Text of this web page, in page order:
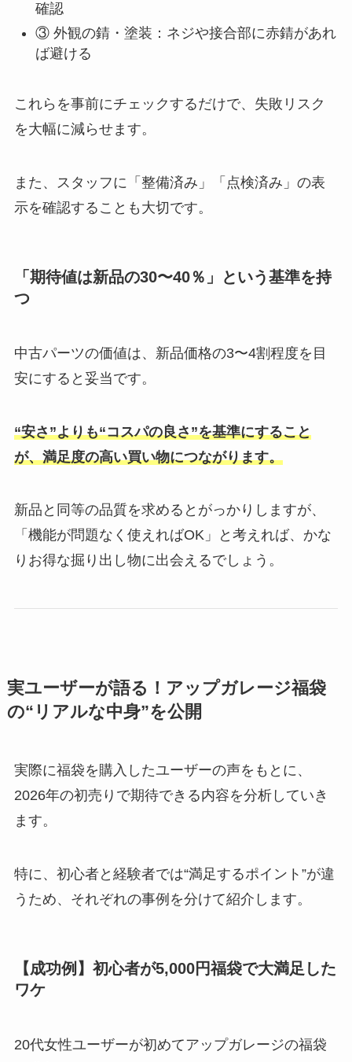
確認
③ 外観の錆・塗装：ネジや接合部に赤錆があれ
ば避ける
これらを事前にチェックするだけで、失敗リスク
を大幅に減らせます。
また、スタッフに「整備済み」「点検済み」の表
示を確認することも大切です。
「期待値は新品の30〜40％」という基準を持
つ
中古パーツの価値は、新品価格の3〜4割程度を目
安にすると妥当です。
“安さ”よりも“コスパの良さ”を基準にすること
が、満足度の高い買い物につながります。
新品と同等の品質を求めるとがっかりしますが、
「機能が問題なく使えればOK」と考えれば、かな
りお得な掘り出し物に出会えるでしょう。
実ユーザーが語る！アップガレージ福袋
の“リアルな中身”を公開
実際に福袋を購入したユーザーの声をもとに、
2026年の初売りで期待できる内容を分析していき
ます。
特に、初心者と経験者では“満足するポイント”が違
うため、それぞれの事例を分けて紹介します。
【成功例】初心者が5,000円福袋で大満足した
ワケ
20代女性ユーザーが初めてアップガレージの福袋